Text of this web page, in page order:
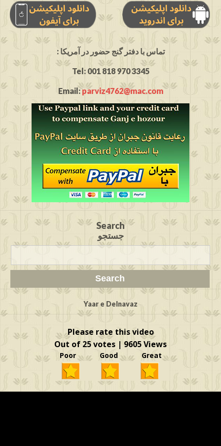
: تماس با دفتر گنج حضور در آمریکا
Tel: 001 818 970 3345
Email:parviz4762@mac.com
Search
جستجو
Yaar e Delnavaz
Please rate this video
Out of 25 votes | 9605 Views
Poor Good Great